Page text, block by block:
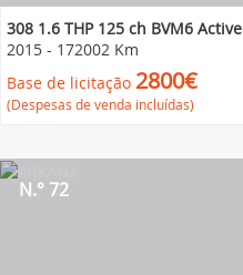
308 1.6 THP 125 ch BVM6 Active
2015 - 172002 Km
Base de licitação 2800€
(Despesas de venda incluídas)
N.° 72